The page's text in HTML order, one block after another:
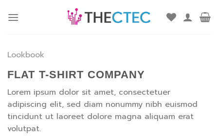
Lookbook
FLAT T-SHIRT COMPANY
Lorem ipsum dolor sit amet, consectetuer
adipiscing elit, sed diam nonummy nibh euismod
tincidunt ut laoreet dolore magna aliquam erat
volutpat.